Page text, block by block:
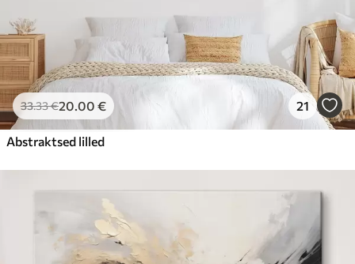
33.33€20.00 € 21
Abstraktsed lilled